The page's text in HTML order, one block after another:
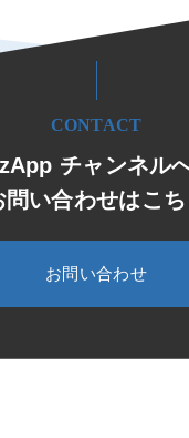
CONTACT
チャンネル
問い合わせはこち
お問い合わせ